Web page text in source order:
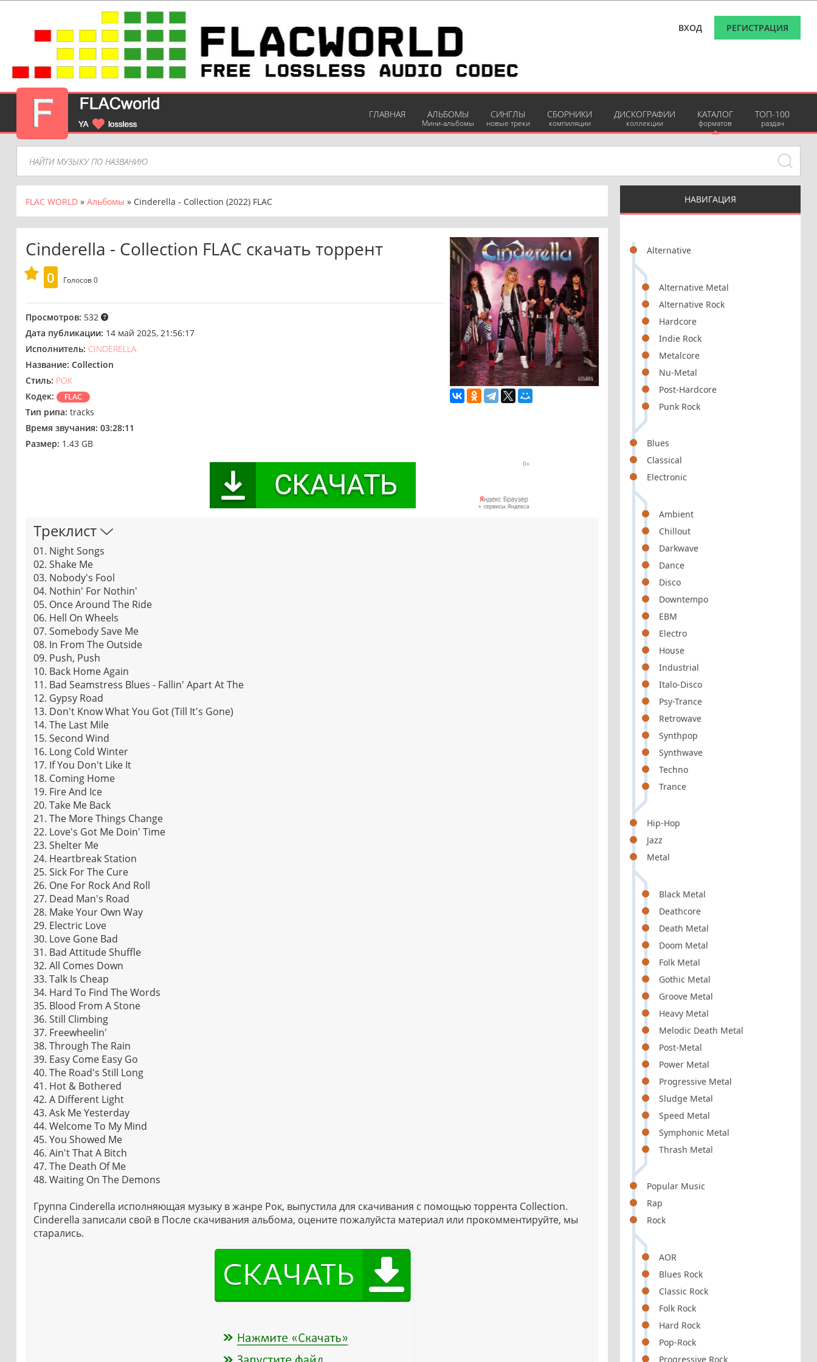
ВХОД РЕГИСТРАЦИЯ
ГЛАВНАЯ АЛЬБОМЫ
Мини-альбомы
СИНГЛЫ
новые треки
СБОРНИКИ
компиляции
ДИСКОГРАФИИ
коллекции
КАТАЛОГ
форматов
ТОП-100
раздач
НАВИГАЦИЯ
Alternative
Alternative Metal
Alternative Rock
Hardcore
Indie Rock
Metalcore
Nu-Metal
Post-Hardcore
Punk Rock
Blues
Classical
Electronic
Ambient
Chillout
Darkwave
Dance
Disco
Downtempo
EBM
Electro
House
Industrial
Italo-Disco
Psy-Trance
Retrowave
Synthpop
Synthwave
Techno
Trance
Hip-Hop
Jazz
Metal
Black Metal
Deathcore
Death Metal
Doom Metal
Folk Metal
Gothic Metal
Groove Metal
Heavy Metal
Melodic Death Metal
Post-Metal
Power Metal
Progressive Metal
Sludge Metal
Speed Metal
Symphonic Metal
Thrash Metal
Popular Music
Rap
Rock
AOR
Blues Rock
Classic Rock
Folk Rock
Hard Rock
Pop-Rock
Progressive Rock
FLAC WORLD » Альбомы » Cinderella - Collection (2022) FLAC
Cinderella - Collection FLAC скачать торрент
0 Голосов0
Просмотров: 532
Дата публикации: 14 май 2025, 21:56:17
Исполнитель: CINDERELLA
Название: Collection
Стиль: РОК
Кодек:
FLAC
Тип рипа: tracks
Время звучания: 03:28:11
Размер: 1.43 GB
Треклист
01. Night Songs
02. Shake Me
03. Nobody's Fool
04. Nothin' For Nothin'
05. Once Around The Ride
06. Hell On Wheels
07. Somebody Save Me
08. In From The Outside
09. Push, Push
10. Back Home Again
11. Bad Seamstress Blues - Fallin' Apart At The
12. Gypsy Road
13. Don't Know What You Got (Till It's Gone)
14. The Last Mile
15. Second Wind
16. Long Cold Winter
17. If You Don't Like It
18. Coming Home
19. Fire And Ice
20. Take Me Back
21. The More Things Change
22. Love's Got Me Doin' Time
23. Shelter Me
24. Heartbreak Station
25. Sick For The Cure
26. One For Rock And Roll
27. Dead Man's Road
28. Make Your Own Way
29. Electric Love
30. Love Gone Bad
31. Bad Attitude Shuffle
32. All Comes Down
33. Talk Is Cheap
34. Hard To Find The Words
35. Blood From A Stone
36. Still Climbing
37. Freewheelin'
38. Through The Rain
39. Easy Come Easy Go
40. The Road's Still Long
41. Hot & Bothered
42. A Different Light
43. Ask Me Yesterday
44. Welcome To My Mind
45. You Showed Me
46. Ain't That A Bitch
47. The Death Of Me
48. Waiting On The Demons
Группа Cinderella исполняющая музыку в жанре Рок, выпустила для скачивания с помощью торрента Collection.
Cinderella записали свой в После скачивания альбома, оцените пожалуйста материал или прокомментируйте, мы
старались.